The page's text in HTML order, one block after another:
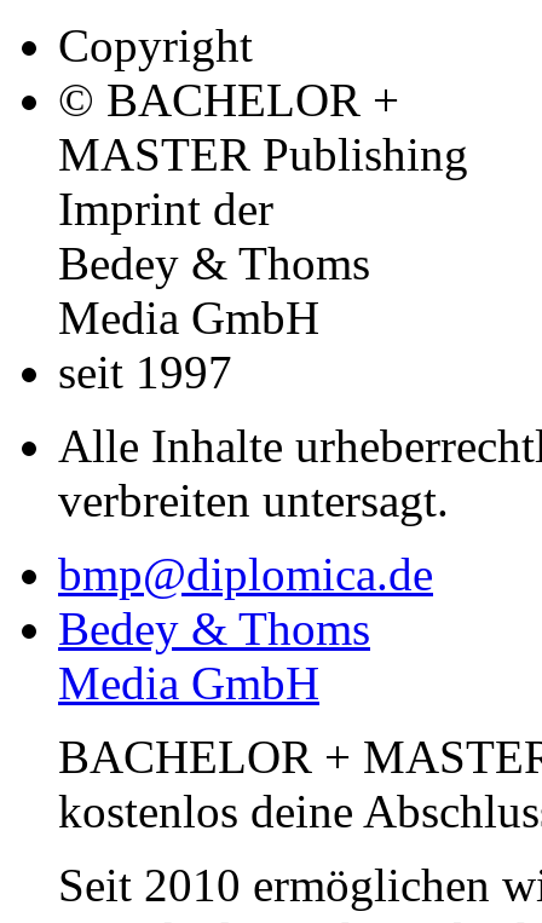
Copyright
© BACHELOR +
MASTER Publishing
Imprint der
Bedey & Thoms
Media GmbH
seit 1997
Alle Inhalte
verbreiten untersagt.
bmp@diplomica.de
Bedey & Thoms
Media GmbH
BACHELOR +
kostenlos deine
Seit 2010 ermöglichen